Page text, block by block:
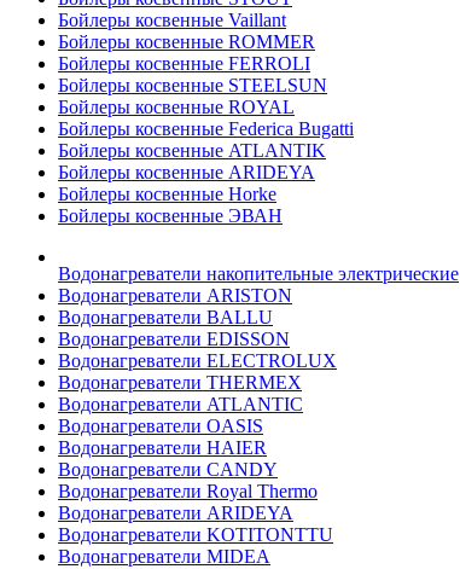
Бойлеры косвенные Vaillant
Бойлеры косвенные ROMMER
Бойлеры косвенные FERROLI
Бойлеры косвенные STEELSUN
Бойлеры косвенные ROYAL
Бойлеры косвенные Federica Bugatti
Бойлеры косвенные ATLANTIK
Бойлеры косвенные ARIDEYA
Бойлеры косвенные Horke
Бойлеры косвенные ЭВАН
Водонагреватели накопительные электрические
Водонагреватели ARISTON
Водонагреватели BALLU
Водонагреватели EDISSON
Водонагреватели ELECTROLUX
Водонагреватели THERMEX
Водонагреватели ATLANTIC
Водонагреватели OASIS
Водонагреватели HAIER
Водонагреватели CANDY
Водонагреватели Royal Thermo
Водонагреватели ARIDEYA
Водонагреватели KOTITONTTU
Водонагреватели MIDEA